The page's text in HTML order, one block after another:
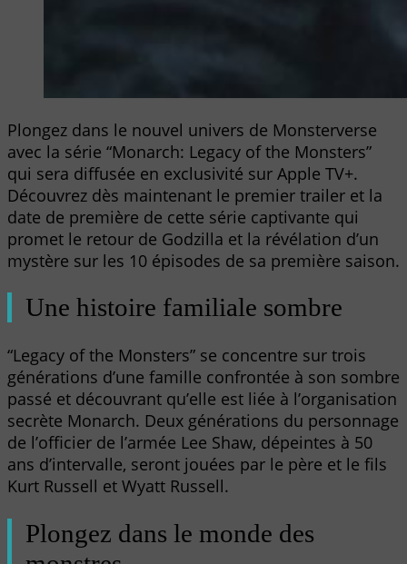
Plongez dans le nouvel univers de Monsterverse
avec la série “Monarch: Legacy of the Monsters”
qui sera diffusée en exclusivité sur Apple TV+.
Découvrez dès maintenant le premier trailer et la
date de première de cette série captivante qui
promet le retour de Godzilla et la révélation d’un
mystère sur les 10 épisodes de sa première saison.
Une histoire familiale sombre
“Legacy of the Monsters” se concentre sur trois
générations d’une famille confrontée à son sombre
passé et découvrant qu’elle est liée à l’organisation
secrète Monarch. Deux générations du personnage
de l’officier de l’armée Lee Shaw, dépeintes à 50
ans d’intervalle, seront jouées par le père et le fils
Kurt Russell et Wyatt Russell.
Plongez dans le monde des